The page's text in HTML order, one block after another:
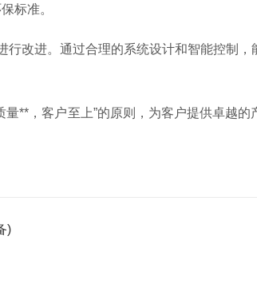
标准。
改进。通过合理的系统设计和智能控制
**，客户至上”的原则，为客户提供卓越
)